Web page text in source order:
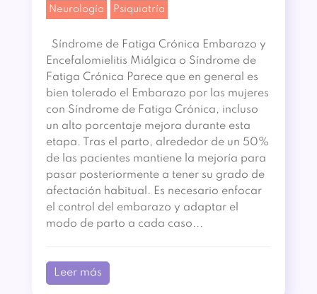
Neurología Psiquiatría
Síndrome de Fatiga Crónica Embarazo y
Encefalomielitis Miálgica o Síndrome de
Fatiga Crónica Parece que en general es
bien tolerado el Embarazo por las mujeres
con Síndrome de Fatiga Crónica, incluso
un alto porcentaje mejora durante esta
etapa. Tras el parto, alrededor de un 50%
de las pacientes mantiene la mejoría para
pasar posteriormente a tener su grado de
afectación habitual. Es necesario enfocar
el control del embarazo y adaptar el
modo de parto a cada caso...
Leer más